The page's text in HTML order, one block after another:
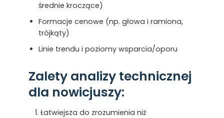
średnie kroczące)
Formacje cenowe (np. głowa i ramiona,
trójkąty)
Linie trendu i poziomy wsparcia/oporu
Zalety analizy technicznej
dla nowicjuszy:
Łatwiejsza do zrozumienia niż